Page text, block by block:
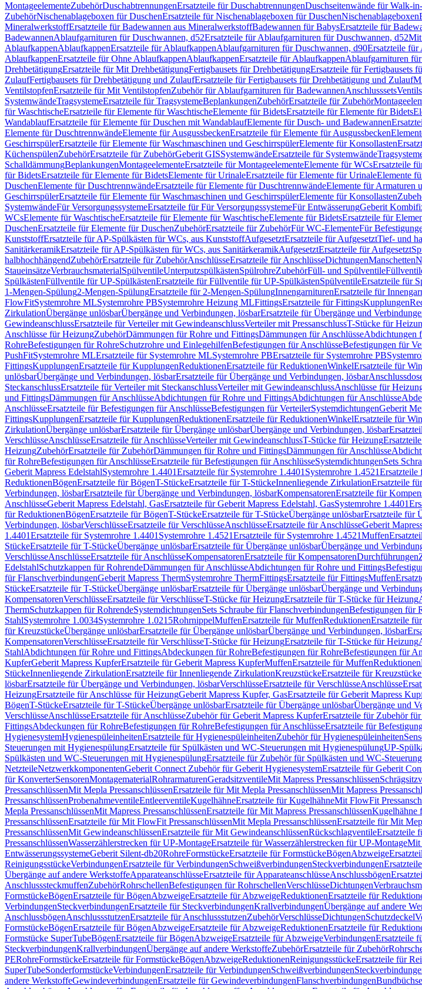
MontageelementeZubehörDuschabtrennungenErsatzteile für DuschabtrennungenDuschseitenwände für Walk-
ZubehörNischenablageboxen für DuschenErsatzteile für Nischenablageboxen für DuschenNischenablageboxen
MineralwerkstoffErsatzteile für Badewannen aus MineralwerkstoffBadewannen für BabysErsatzteile für
BadewannenAblaufgarnituren für Duschwannen, d52Ersatzteile für Ablaufgarnituren für Duschwannen, d52Mit
AblaufkappenAblaufkappenErsatzteile für AblaufkappenAblaufgarnituren für Duschwannen, d90Ersatzteile für
AblaufkappenErsatzteile für Ohne AblaufkappenAblaufkappenErsatzteile für AblaufkappenAblaufgarnituren
DrehbetätigungErsatzteile für Mit DrehbetätigungFertigbausets für DrehbetätigungErsatzteile für Fertigbausets
ZulaufFertigbausets für Drehbetätigung und ZulaufErsatzteile für Fertigbausets für Drehbetätigung und Zulauf
VentilstopfenErsatzteile für Mit VentilstopfenZubehör für Ablaufgarnituren für BadewannenAnschlusssets
SystemwändeTragsystemeErsatzteile für TragsystemeBeplankungenZubehörErsatzteile für Zubehör
für WaschtischeErsatzteile für Elemente für WaschtischeElemente für BidetsErsatzteile für Elemente für Bidets
WandablaufErsatzteile für Elemente für Duschen mit WandablaufElemente für Dusch- und Badewannen
Elemente für DuschtrennwändeElemente für AusgussbeckenErsatzteile für Elemente für Ausgussbecken
GeschirrspülerErsatzteile für Elemente für Waschmaschinen und GeschirrspülerElemente für Konsollasten
KüchenspülenZubehörErsatzteile für ZubehörGeberit GISSystemwändeErsatzteile für Systemwände
SchalldämmungBeplankungenMontageelementeErsatzteile für MontageelementeElemente für WCsErsatzteile
für BidetsErsatzteile für Elemente für BidetsElemente für UrinaleErsatzteile für Elemente für UrinaleElemente
DuschenElemente für DuschtrennwändeErsatzteile für Elemente für DuschtrennwändeElemente für Armaturen
GeschirrspülerErsatzteile für Elemente für Waschmaschinen und GeschirrspülerElemente für Konsollasten
SystemwändeFür VersorgungssystemeErsatzteile für Für VersorgungssystemeFür EntwässerungGeberit
WCsElemente für WaschtischeErsatzteile für Elemente für WaschtischeElemente für BidetsErsatzteile für
DuschenErsatzteile für Elemente für DuschenZubehörErsatzteile für ZubehörFür WC-ElementeFür
KunststoffErsatzteile für AP-Spülkästen für WCs, aus KunststoffAufgesetztErsatzteile für AufgesetztTief- und
SanitärkeramikErsatzteile für AP-Spülkästen für WCs, aus SanitärkeramikAufgesetztErsatzteile für Aufgesetzt
halbhochhängendZubehörErsatzteile für ZubehörAnschlüsseErsatzteile für AnschlüsseDichtungenManschetten
StaueinsätzeVerbrauchsmaterialSpülventileUnterputzspülkästenSpülrohreZubehörFüll- und Spülventile
SpülkästenFüllventile für UP-SpülkästenErsatzteile für Füllventile für UP-SpülkästenSpülventileErsatzteile für
1-Mengen-Spülung2-Mengen-SpülungErsatzteile für 2-Mengen-SpülungInnengarniturenErsatzteile für
FlowFitSystemrohre MLSystemrohre PBSystemrohre Heizung MLFittingsErsatzteile für FittingsKupplungen
ZirkulationÜbergänge unlösbarÜbergänge und Verbindungen, lösbarErsatzteile für Übergänge und
GewindeanschlussErsatzteile für Verteiler mit GewindeanschlussVerteiler mit PressanschlussT-Stücke für
Anschlüsse für HeizungZubehörDämmungen für Rohre und FittingsDämmungen für AnschlüsseAbdichtungen
RohreBefestigungen für RohreSchutzrohre und EinlegehilfenBefestigungen für AnschlüsseBefestigungen für
PushFitSystemrohre MLErsatzteile für Systemrohre MLSystemrohre PBErsatzteile für Systemrohre PB
FittingsKupplungenErsatzteile für KupplungenReduktionenErsatzteile für ReduktionenWinkelErsatzteile für
unlösbarÜbergänge und Verbindungen, lösbarErsatzteile für Übergänge und Verbindungen, lösbar
SteckanschlussErsatzteile für Verteiler mit SteckanschlussVerteiler mit GewindeanschlussAnschlüsse für
und FittingsDämmungen für AnschlüsseAbdichtungen für Rohre und FittingsAbdichtungen für Anschlüsse
AnschlüsseErsatzteile für Befestigungen für AnschlüsseBefestigungen für VerteilerSystemdichtungenGeberit
FittingsKupplungenErsatzteile für KupplungenReduktionenErsatzteile für ReduktionenWinkelErsatzteile für
ZirkulationÜbergänge unlösbarErsatzteile für Übergänge unlösbarÜbergänge und Verbindungen, lösbar
VerschlüsseAnschlüsseErsatzteile für AnschlüsseVerteiler mit GewindeanschlussT-Stücke für Heizung
HeizungZubehörErsatzteile für ZubehörDämmungen für Rohre und FittingsDämmungen für Anschlüsse
für RohreBefestigungen für AnschlüsseErsatzteile für Befestigungen für AnschlüsseSystemdichtungenSets
Geberit Mapress EdelstahlSystemrohre 1.4401Ersatzteile für Systemrohre 1.4401 Systemrohre 1.4521Ersatzteile
ReduktionenBögenErsatzteile für BögenT-StückeErsatzteile für T-StückeInnenliegende ZirkulationErsatzteile
Verbindungen, lösbarErsatzteile für Übergänge und Verbindungen, lösbarKompensatorenErsatzteile für
AnschlüsseGeberit Mapress Edelstahl, GasErsatzteile für Geberit Mapress Edelstahl, GasSystemrohre 1.4401
für ReduktionenBögenErsatzteile für BögenT-StückeErsatzteile für T-StückeÜbergänge unlösbarErsatzteile für
Verbindungen, lösbarVerschlüsseErsatzteile für VerschlüsseAnschlüsseErsatzteile für AnschlüsseGeberit
1.4401Ersatzteile für Systemrohre 1.4401 Systemrohre 1.4521Ersatzteile für Systemrohre 1.4521Muffen
StückeErsatzteile für T-StückeÜbergänge unlösbarErsatzteile für Übergänge unlösbarÜbergänge und
VerschlüsseAnschlüsseErsatzteile für AnschlüsseKompensatorenErsatzteile für KompensatorenDurchführungen
EdelstahlSchutzkappen für RohrendeDämmungen für AnschlüsseAbdichtungen für Rohre und Fittings
für FlanschverbindungenGeberit Mapress ThermSystemrohre ThermFittingsErsatzteile für FittingsMuffen
StückeErsatzteile für T-StückeÜbergänge unlösbarErsatzteile für Übergänge unlösbarÜbergänge und
KompensatorenVerschlüsseErsatzteile für VerschlüsseT-Stücke für HeizungErsatzteile für T-Stücke für Heizung
ThermSchutzkappen für RohrendeSystemdichtungenSets Schraube für FlanschverbindungenBefestigungen für
StahlSystemrohre 1.0034Systemrohre 1.0215RohrnippelMuffenErsatzteile für MuffenReduktionenErsatzteile
für KreuzstückeÜbergänge unlösbarErsatzteile für Übergänge unlösbarÜbergänge und Verbindungen, lösbar
KompensatorenVerschlüsseErsatzteile für VerschlüsseT-Stücke für HeizungErsatzteile für T-Stücke für Heizung
StahlAbdichtungen für Rohre und FittingsAbdeckungen für RohreBefestigungen für RohreBefestigungen für
KupferGeberit Mapress KupferErsatzteile für Geberit Mapress KupferMuffenErsatzteile für MuffenReduktionen
StückeInnenliegende ZirkulationErsatzteile für Innenliegende ZirkulationKreuzstückeErsatzteile für Kreuzstücke
lösbarErsatzteile für Übergänge und Verbindungen, lösbarVerschlüsseErsatzteile für VerschlüsseAnschlüsse
HeizungErsatzteile für Anschlüsse für HeizungGeberit Mapress Kupfer, GasErsatzteile für Geberit Mapress
BögenT-StückeErsatzteile für T-StückeÜbergänge unlösbarErsatzteile für Übergänge unlösbarÜbergänge und
VerschlüsseAnschlüsseErsatzteile für AnschlüsseZubehör für Geberit Mapress KupferErsatzteile für Zubehör
FittingsAbdeckungen für RohreBefestigungen für RohreBefestigungen für AnschlüsseErsatzteile für
HygienesystemHygienespüleinheitenErsatzteile für HygienespüleinheitenZubehör für Hygienespüleinheiten
Steuerungen mit HygienespülungErsatzteile für Spülkästen und WC-Steuerungen mit HygienespülungUP-
Spülkästen und WC-Steuerungen mit HygienespülungErsatzteile für Zubehör für Spülkästen und WC-
NetzteileNetzwerkkomponentenGeberit Connect Zubehör für Geberit HygienesystemErsatzteile für Geberit
für KonverterSensorenMontagematerialRohrarmaturenGeradsitzventileMit Mapress Pressanschlüssen
PressanschlüssenMit Mepla PressanschlüssenErsatzteile für Mit Mepla PressanschlüssenMit Mapress
PressanschlüssenProbenahmeventileEntleerventileKugelhähneErsatzteile für KugelhähneMit FlowFit
Mepla PressanschlüssenMit Mapress PressanschlüssenErsatzteile für Mit Mapress PressanschlüssenKugelhähne
PressanschlüssenErsatzteile für Mit FlowFit PressanschlüssenMit Mepla PressanschlüssenErsatzteile für Mit
PressanschlüssenMit GewindeanschlüssenErsatzteile für Mit GewindeanschlüssenRückschlagventileErsatzteile
PressanschlüssenWasserzählerstrecken für UP-MontageErsatzteile für Wasserzählerstrecken für UP-MontageMit
EntwässerungssystemeGeberit Silent-db20RohreFormstückeErsatzteile für FormstückeBögenAbzweige
ReinigungsstückeVerbindungenErsatzteile für VerbindungenSchweißverbindungenSteckverbindungen
Übergänge auf andere WerkstoffeApparateanschlüsseErsatzteile für ApparateanschlüsseAnschlussbögen
AnschlusssteckmuffenZubehörRohrschellenBefestigungen für RohrschellenVerschlüsseDichtungen
FormstückeBögenErsatzteile für BögenAbzweigeErsatzteile für AbzweigeReduktionenErsatzteile für
VerbindungenSteckverbindungenErsatzteile für SteckverbindungenKrallverbindungenÜbergänge auf andere
AnschlussbögenAnschlussstutzenErsatzteile für AnschlussstutzenZubehörVerschlüsseDichtungenSchutzdeckel
FormstückeBögenErsatzteile für BögenAbzweigeErsatzteile für AbzweigeReduktionenErsatzteile für
Formstücke SuperTubeBögenErsatzteile für BögenAbzweigeErsatzteile für AbzweigeVerbindungenErsatzteile
SteckverbindungenKrallverbindungenÜbergänge auf andere WerkstoffeZubehörErsatzteile für Zubehör
PERohreFormstückeErsatzteile für FormstückeBögenAbzweigeReduktionenReinigungsstückeErsatzteile für
SuperTubeSonderformstückeVerbindungenErsatzteile für VerbindungenSchweißverbindungen
andere WerkstoffeGewindeverbindungenErsatzteile für GewindeverbindungenFlanschverbindungen